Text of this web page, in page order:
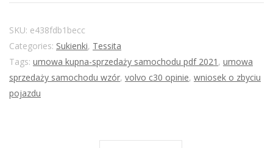
SKU: e438fdb1becc
Categories: Sukienki, Tessita
Tags: umowa kupna-sprzedaży samochodu pdf 2021 , umowa
sprzedaży samochodu wzór, volvo c30 opinie, wniosek o zbyciu
pojazdu